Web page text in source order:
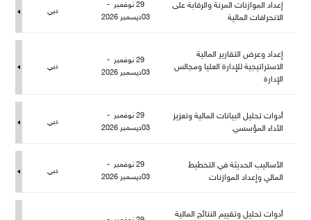
إعداد الموازنات المرنة والرقابة على
الانحرافات المالية
29 نوفمبر -
03ديسمبر 2026
دبي
إعداد وعرض التقارير المالية
الاستراتيجية للإدارة العليا ومجالس
الإدارة
29 نوفمبر -
03ديسمبر 2026
دبي
أدوات تحليل البيانات المالية وتعزيز
الأداء المؤسسي
29 نوفمبر -
03ديسمبر 2026
دبي
الأساليب الحديثة في التخطيط
المالي وإعداد الموازنات
29 نوفمبر -
03ديسمبر 2026
دبي
أدوات تحليل وتقييم النتائج المالية